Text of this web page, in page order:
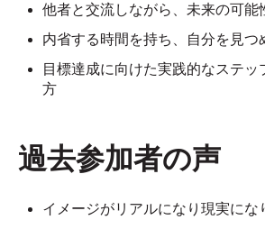
他者と交流しながら、未来の可能
内省する時間を持ち、自分を見つ
目標達成に向けた実践的なステッ
方
過去参加者の声
イメージがリアルになり現実にな